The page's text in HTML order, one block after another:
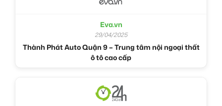
Eva.vn
29/04/2025
Thành Phát Auto Quận 9 – Trung tâm nội ngoại thất
ô tô cao cấp